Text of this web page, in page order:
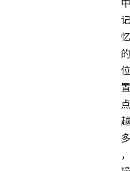
中
记
忆
的
位
置
点
越
多
，